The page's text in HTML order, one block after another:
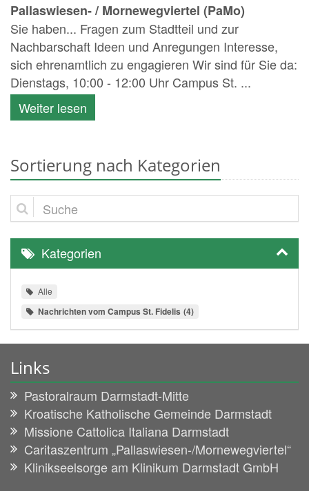
Pallaswiesen- / Mornewegviertel (PaMo)
Sie haben... Fragen zum Stadtteil und zur
Nachbarschaft Ideen und Anregungen Interesse,
sich ehrenamtlich zu engagieren Wir sind für Sie da:
Dienstags, 10:00 - 12:00 Uhr Campus St. ...
Weiter lesen
Sortierung nach Kategorien
Suche
Kategorien
Alle
Nachrichten vom Campus St. Fidelis 4
Links
Pastoralraum Darmstadt-Mitte
Kroatische Katholische Gemeinde Darmstadt
Missione Cattolica Italiana Darmstadt
Caritaszentrum „Pallaswiesen-/Mornewegviertel“
Klinikseelsorge am Klinikum Darmstadt GmbH